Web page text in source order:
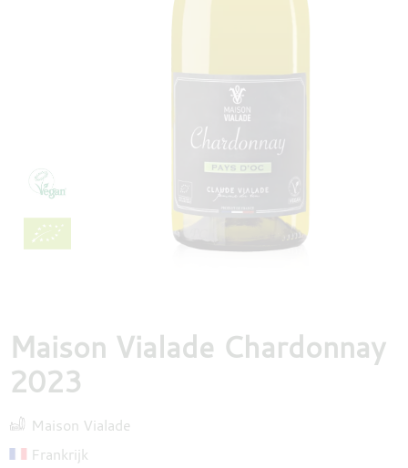
Maison Vialade Chardonnay
2023
Maison Vialade
Frankrijk